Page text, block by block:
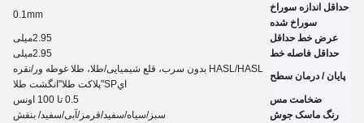
حداقل اندازه سوراخ
سوراخ شده
0. 1 mm
عرض خط حداقل 2.95میلی
حداقل فاصله خط
2.95میلی
پایان / درمان سطح
HASL/HASL بدون سرب، قلع شیمیایی /طلا، طلا غوطه ور/نقره
ايSP"پلاکت طلا"انگشت طلا
ضخامت مس
0.5 تا 100 اونس
رنگ ماسک جوش
سبز/سیاه/سفید/قرمز/آبی/سفید/ بنفش